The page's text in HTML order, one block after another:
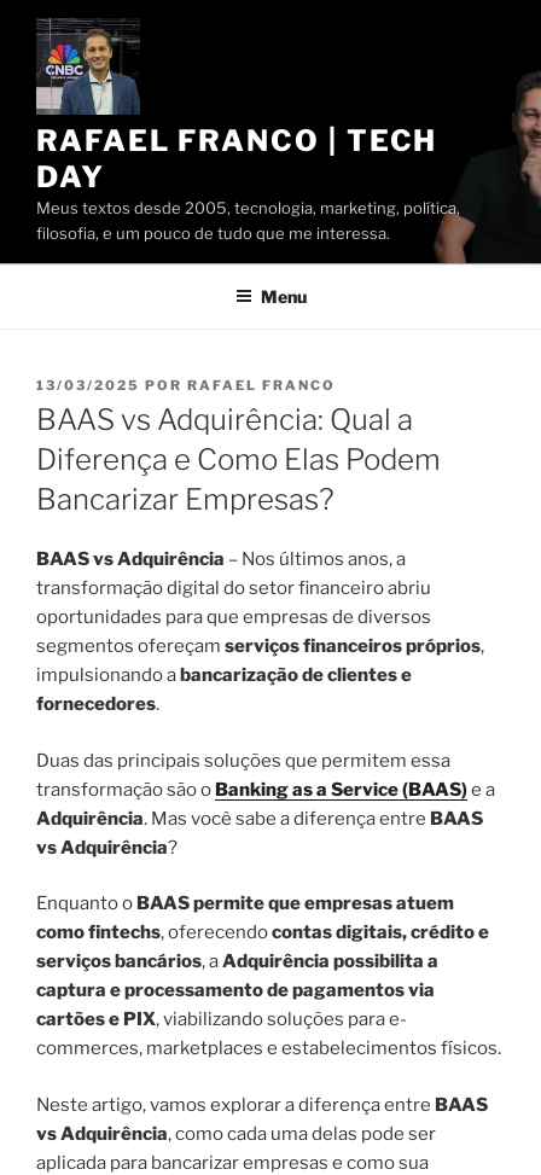
Pular
conteúdo
RAFAEL FRANCO | TECH
DAY
Meus textos desde 2005, tecnologia, marketing, política,
filosofia, e um pouco de tudo que me interessa.
Menu
PUBLICADO
EM
13/03/2025 POR RAFAEL FRANCO
BAAS vs Adquirência: Qual a
Diferença e Como Elas Podem
Bancarizar Empresas?
BAAS vs Adquirência – Nos últimos anos, a
transformação digital do setor financeiro abriu
oportunidades para que empresas de diversos
segmentos ofereçam serviços financeiros próprios,
impulsionando abancarização de clientes e
fornecedores.
Duas das principais soluções que permitem essa
transformação são o Banking as a Service (BAAS)e a
Adquirência. Mas você sabe a diferença entre BAAS
vs Adquirência?
Enquanto o BAAS permite que empresas atuem
como fintechs, oferecendocontas digitais, crédito e
serviços bancários, aAdquirência possibilita a
captura e processamento de pagamentos via
cartões e PIX, viabilizando soluções para e-
commerces, marketplaces e estabelecimentos físicos.
Neste artigo, vamos explorar a diferença entre BAAS
vs Adquirência, como cada uma delas pode ser
aplicada para bancarizar empresas e como sua